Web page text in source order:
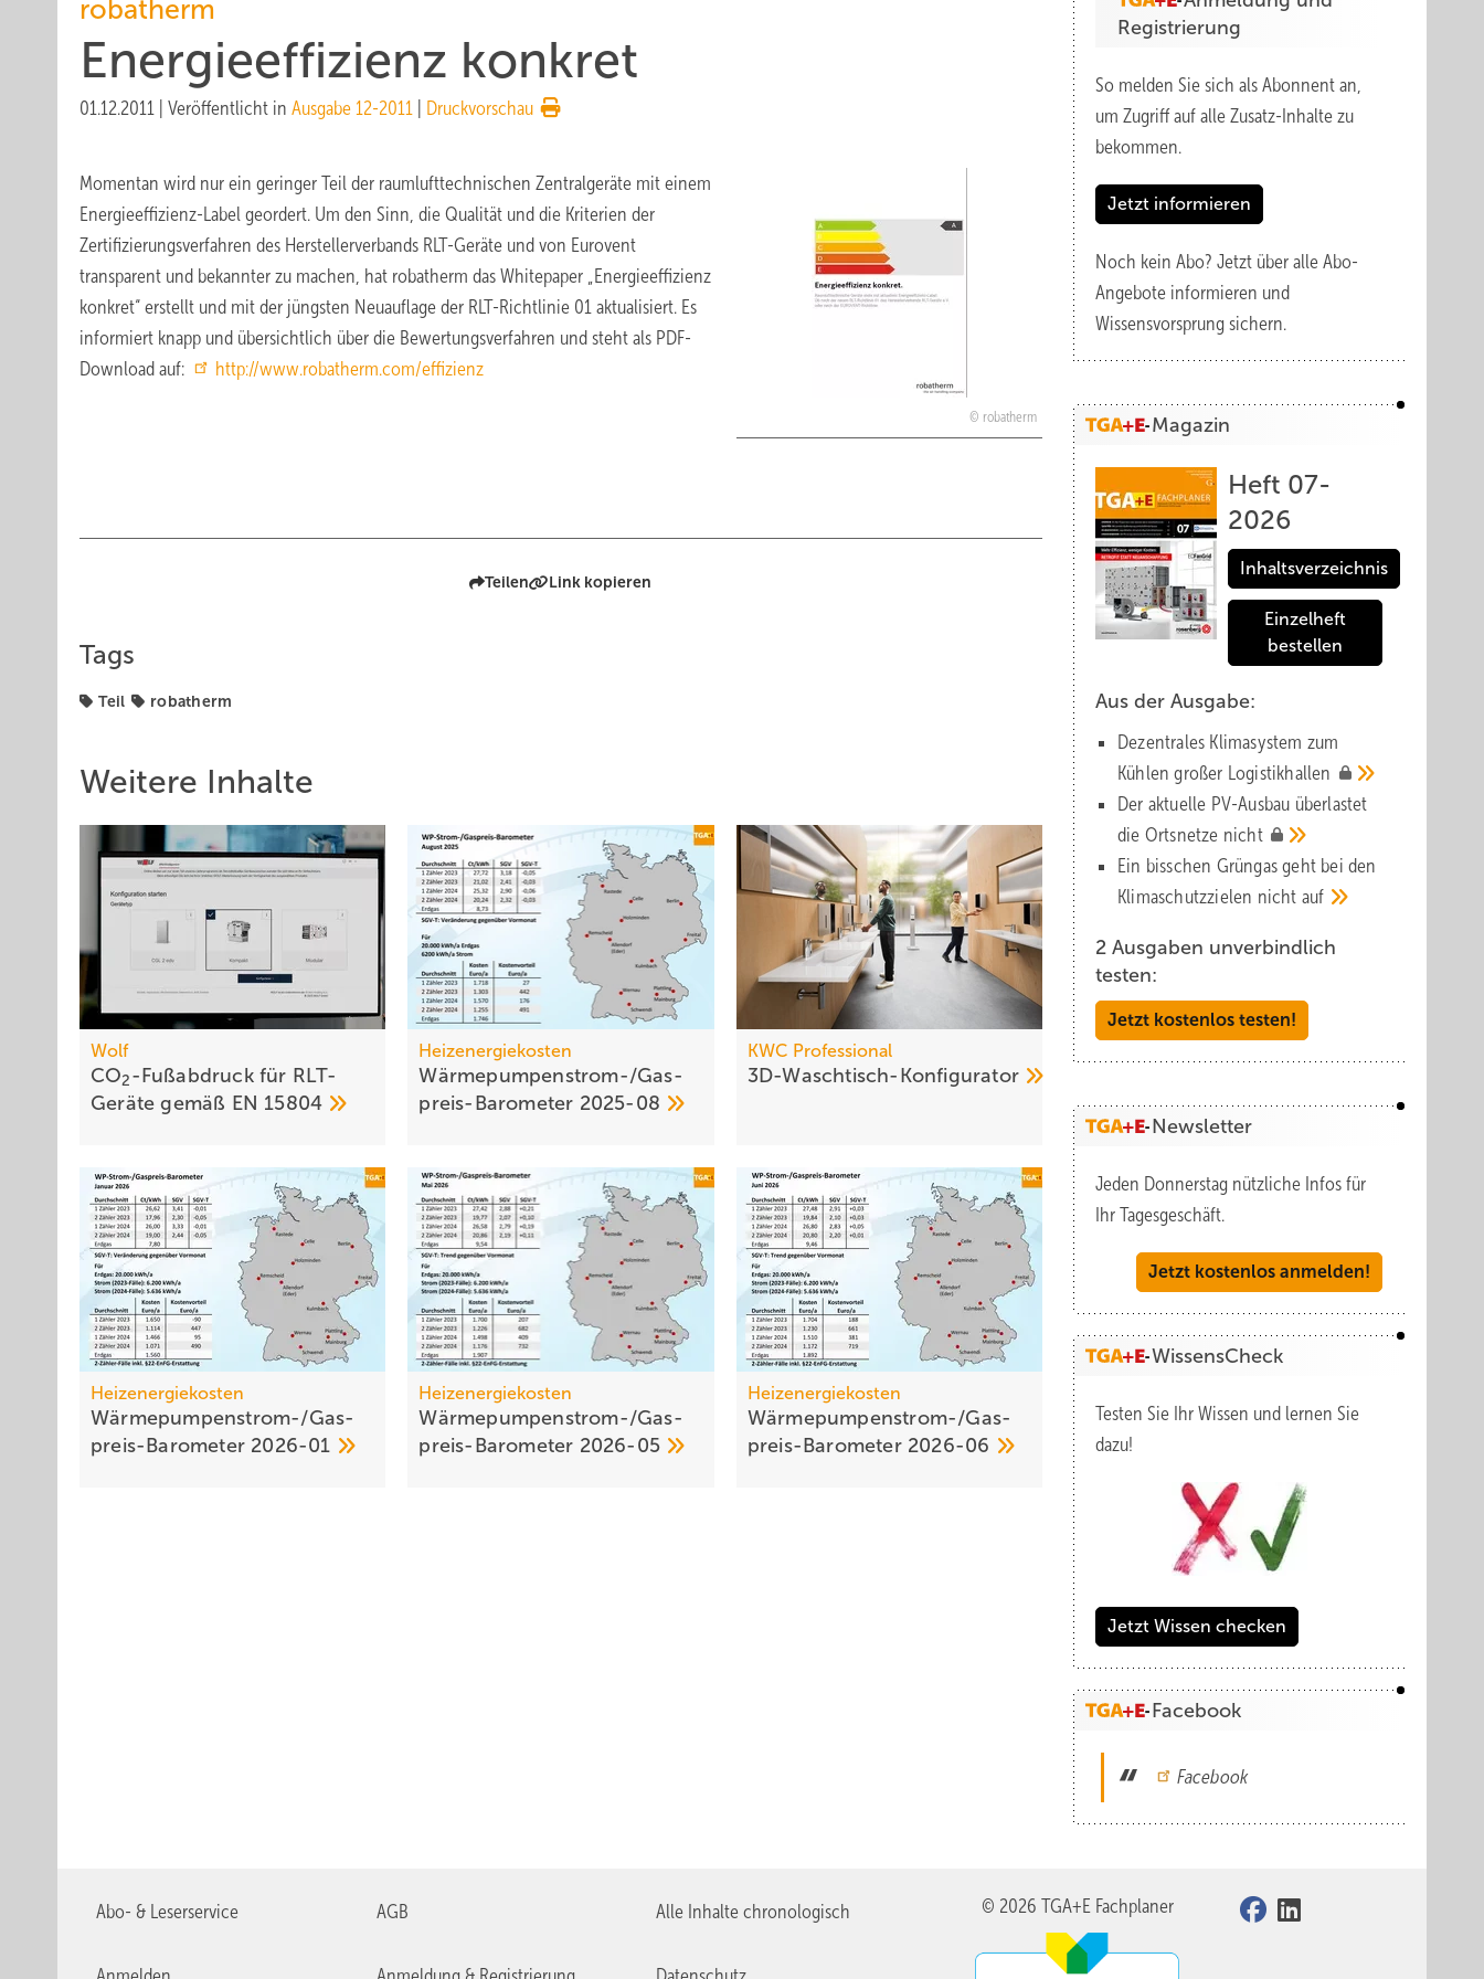
robatherm
Energieeffizienz konkret
01.12.2011 Veröffentlicht in Ausgabe 12-2011 Druckvorschau
robatherm
Momentan wird nur ein geringer Teil der raumlufttechnischen Zentralgeräte mit einem
Energieeffizienz-Label geordert. Um den Sinn, die Qualität und die Kriterien der
Zertifizierungsverfahren des Herstellerverbands RLT-Geräte und von Eurovent
transparent und bekannter zu machen, hat robatherm das Whitepaper „Energieeffizienz
konkret“ erstellt und mit der jüngsten Neuauflage der RLT-Richtlinie 01 aktualisiert. Es
informiert knapp und übersichtlich über die Bewertungsverfahren und steht als PDF-
Download auf:
http://www.robatherm.com/effizienz
Teilen Link kopieren
Tags
Teil robatherm
Weitere Inhalte
Wolf
CO2 -Fußabdruck für RLT-
Geräte gemäß EN 15804
Heizenergiekosten
Wärmepumpen­strom-/Gas­
preis-Baro­meter 2025-08
KWC Professional
3D-Waschtisch-Konfigurator
Heizenergiekosten
Wärmepumpen­strom-/Gas­
preis-Baro­meter 2026-01
Heizenergiekosten
Wärmepumpen­strom-/Gas­
preis-Baro­meter 2026-05
Heizenergiekosten
Wärmepumpen­strom-/Gas­
preis-Baro­meter 2026-06
Registrierung
So melden Sie sich als Abonnent an,
um Zugriff auf alle Zusatz-Inhalte zu
bekommen.
Jetzt informieren
Noch kein Abo? Jetzt über alle Abo-
Angebote informieren und
Wissensvorsprung sichern.
Magazin
Heft 07-
2026
Inhaltsverzeichnis
Einzelheft
bestellen
Aus der Ausgabe:
Dezentrales Klimasystem zum
Kühlen großer Logistik­hallen
Der aktuelle PV-Ausbau über­lastet
die Orts­netze nicht
Ein bisschen Grüngas geht bei den
Klima­schutz­zielen nicht auf
2 Ausgaben unverbindlich
testen:
Jetzt kostenlos testen!
Newsletter
Jeden Donnerstag nützliche Infos für
Ihr Tagesgeschäft.
Jetzt kostenlos anmelden!
WissensCheck
Testen Sie Ihr Wissen und lernen Sie
dazu!
Jetzt Wissen checken
Facebook
Facebook
Abo- & Leserservice AGB Alle Inhalte chronologisch © 2026 TGA+E Fachplaner